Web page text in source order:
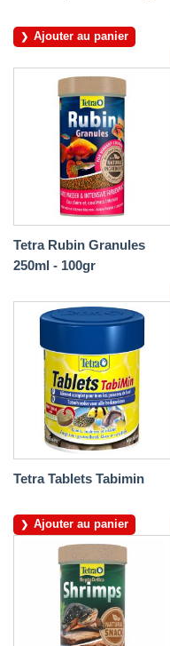
Ajouter au panier
Tetra Rubin Granules
250ml - 100gr
Tetra Tablets Tabimin
Ajouter au panier